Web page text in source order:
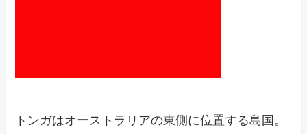
トンガはオーストラリアの東側に位置する島国。